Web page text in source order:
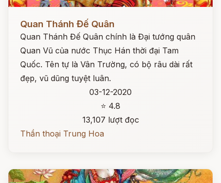
Quan Thánh Đế Quân
Quan Thánh Đế Quân chính là Đại tướng quân
Quan Vũ của nước Thục Hán thời đại Tam
Quốc. Tên tự là Vân Trường, có bộ râu dài rất
đẹp, vũ dũng tuyệt luân.
03-12-2020
⭐ 4.8
13,107 lượt đọc
Thần thoại Trung Hoa